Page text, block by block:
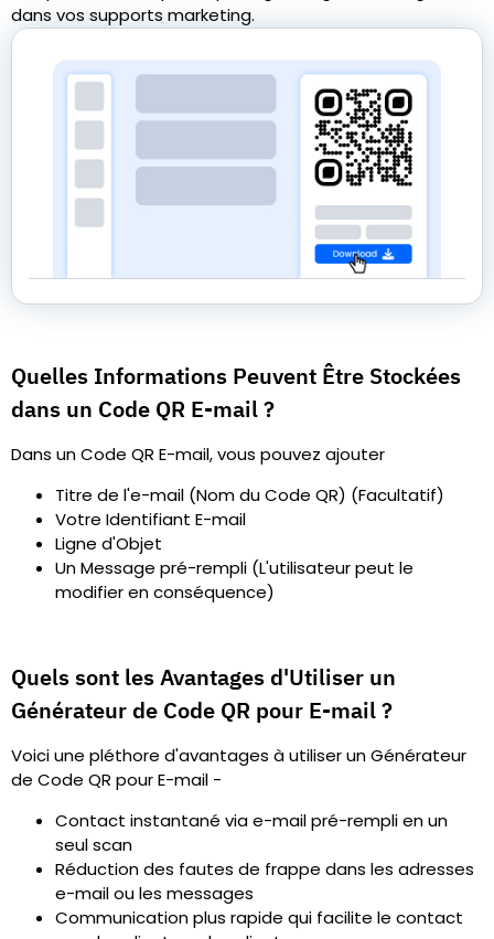
dans vos supports marketing.
Quelles Informations Peuvent Être Stockées
dans un Code QR E-mail ?
Dans un Code QR E-mail, vous pouvez ajouter
Titre de l'e-mail (Nom du Code QR) (Facultatif)
Votre Identifiant E-mail
Ligne d'Objet
Un Message pré-rempli (L'utilisateur peut le
modifier en conséquence)
Quels sont les Avantages d'Utiliser un
Générateur de Code QR pour E-mail ?
Voici une pléthore d'avantages à utiliser un Générateur
de Code QR pour E-mail -
Contact instantané via e-mail pré-rempli en un
seul scan
Réduction des fautes de frappe dans les adresses
e-mail ou les messages
Communication plus rapide qui facilite le contact